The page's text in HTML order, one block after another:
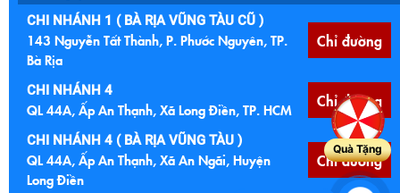
CHI NHÁNH 1 ( BÀ RỊA VŨNG TÀU CŨ )
143 Nguyễn Tất Thành, P. Phước Nguyên, TP.
Bà Rịa
Chỉ đường
CHI NHÁNH 4
QL 44A, Ấp An Thạnh, Xã Long Điền, TP. HCM Chỉ đường
CHI NHÁNH 4 ( BÀ RỊA VŨNG TÀU )
QL 44A, Ấp An Thạnh, Xã An Ngãi, Huyện
Long Điền
Chỉ đường
Quà Tặng